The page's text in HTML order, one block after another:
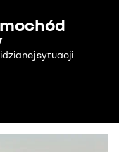
sytuacji